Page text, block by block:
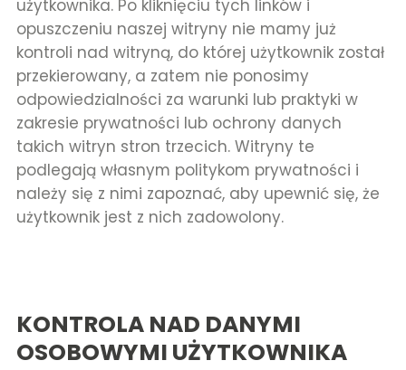
użytkownika. Po kliknięciu tych linków i
opuszczeniu naszej witryny nie mamy już
kontroli nad witryną, do której użytkownik został
przekierowany, a zatem nie ponosimy
odpowiedzialności za warunki lub praktyki w
zakresie prywatności lub ochrony danych
takich witryn stron trzecich. Witryny te
podlegają własnym politykom prywatności i
należy się z nimi zapoznać, aby upewnić się, że
użytkownik jest z nich zadowolony.
KONTROLA NAD DANYMI
OSOBOWYMI UŻYTKOWNIKA